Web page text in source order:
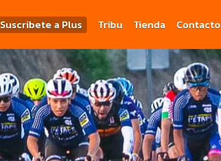
Suscribete a Plus Tribu Tienda Contacto